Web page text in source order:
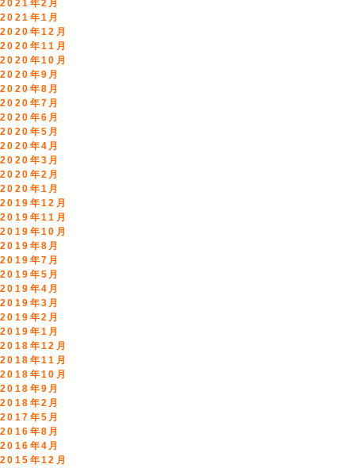
2021年2月
2021年1月
2020年12月
2020年11月
2020年10月
2020年9月
2020年8月
2020年7月
2020年6月
2020年5月
2020年4月
2020年3月
2020年2月
2020年1月
2019年12月
2019年11月
2019年10月
2019年8月
2019年7月
2019年5月
2019年4月
2019年3月
2019年2月
2019年1月
2018年12月
2018年11月
2018年10月
2018年9月
2018年2月
2017年5月
2016年8月
2016年4月
2015年12月